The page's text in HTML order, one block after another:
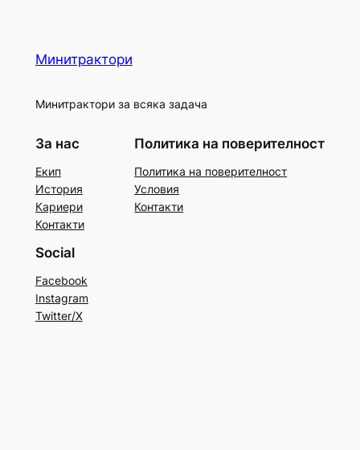
Минитрактори
Минитрактори за всяка задача
За нас
Екип
История
Кариери
Контакти
Политика на поверителност
Политика на поверителност
Условия
Контакти
Social
Facebook
Instagram
Twitter/X